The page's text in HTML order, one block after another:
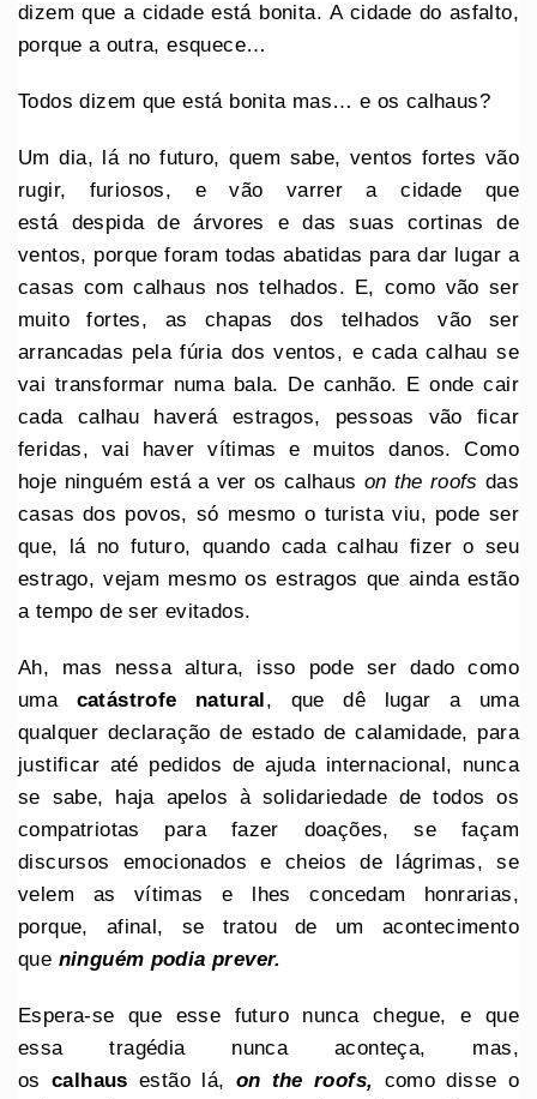
dizem que a cidade está bonita. A cidade do asfalto,
porque a outra, esquece…
Todos dizem que está bonita mas… e os calhaus?
Um dia, lá no futuro, quem sabe, ventos fortes vão
rugir, furiosos, e vão varrer a cidade que
está despida de árvores e das suas cortinas de
ventos, porque foram todas abatidas para dar lugar a
casas com calhaus nos telhados. E, como vão ser
muito fortes, as chapas dos telhados vão ser
arrancadas pela fúria dos ventos, e cada calhau se
vai transformar numa bala. De canhão. E onde cair
cada calhau haverá estragos, pessoas vão ficar
feridas, vai haver vítimas e muitos danos. Como
hoje ninguém está a ver os calhaus on the roofs das
casas dos povos, só mesmo o turista viu, pode ser
que, lá no futuro, quando cada calhau fizer o seu
estrago, vejam mesmo os estragos que ainda estão
a tempo de ser evitados.
Ah, mas nessa altura, isso pode ser dado como
uma catástrofe natural, que dê lugar a uma
qualquer declaração de estado de calamidade, para
justificar até pedidos de ajuda internacional, nunca
se sabe, haja apelos à solidariedade de todos os
compatriotas para fazer doações, se façam
discursos emocionados e cheios de lágrimas, se
velem as vítimas e lhes concedam honrarias,
porque, afinal, se tratou de um acontecimento
que ninguém podia prever.
Espera-se que esse futuro nunca chegue, e que
essa tragédia nunca aconteça, mas,
oscalhaus estão lá, on the roofs, como disse o